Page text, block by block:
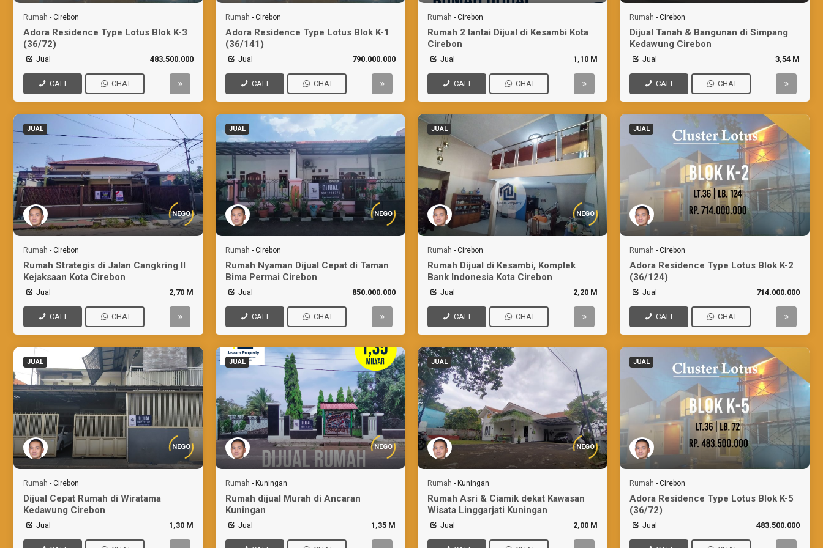
Rumah - Cirebon
Adora Residence Type Lotus Blok K-3
(36/72)
Jual 483.500.000
CALL CHAT
Rumah - Cirebon
Adora Residence Type Lotus Blok K-1
(36/141)
Jual 790.000.000
CALL CHAT
Rumah - Cirebon
Rumah 2 lantai Dijual di Kesambi Kota
Cirebon
Jual 1,10 M
CALL CHAT
Rumah - Cirebon
Dijual Tanah & Bangunan di Simpang
Kedawung Cirebon
Jual 3,54 M
CALL CHAT
JUAL
NEGO
Rumah - Cirebon
Rumah Strategis di Jalan Cangkring II
Kejaksaan Kota Cirebon
Jual 2,70 M
CALL CHAT
JUAL
NEGO
Rumah - Cirebon
Rumah Nyaman Dijual Cepat di Taman
Bima Permai Cirebon
Jual 850.000.000
CALL CHAT
JUAL
NEGO
Rumah - Cirebon
Rumah Dijual di Kesambi, Komplek
Bank Indonesia Kota Cirebon
Jual 2,20 M
CALL CHAT
JUAL
Rumah - Cirebon
Adora Residence Type Lotus Blok K-2
(36/124)
Jual 714.000.000
CALL CHAT
JUAL
NEGO
Rumah - Cirebon
Dijual Cepat Rumah di Wiratama
Kedawung Cirebon
Jual 1,30 M
JUAL
NEGO
Rumah - Kuningan
Rumah dijual Murah di Ancaran
Kuningan
Jual 1,35 M
JUAL
NEGO
Rumah - Kuningan
Rumah Asri & Ciamik dekat Kawasan
Wisata Linggarjati Kuningan
Jual 2,00 M
JUAL
Rumah - Cirebon
Adora Residence Type Lotus Blok K-5
(36/72)
Jual 483.500.000